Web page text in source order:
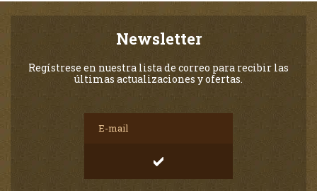
Newsletter
Regístrese en nuestra lista de correo para recibir las
últimas actualizaciones y ofertas.